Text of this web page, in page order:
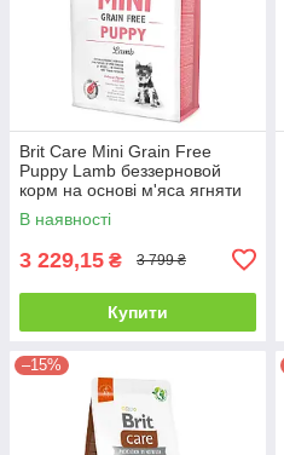
Brit Care Mini Grain Free
Puppy Lamb беззерновой
корм на основі м'яса ягняти
для цуценят мініатюрних
порід - 7кг
В наявності
3 229,15 ₴ 3 799 ₴
Купити
–15%